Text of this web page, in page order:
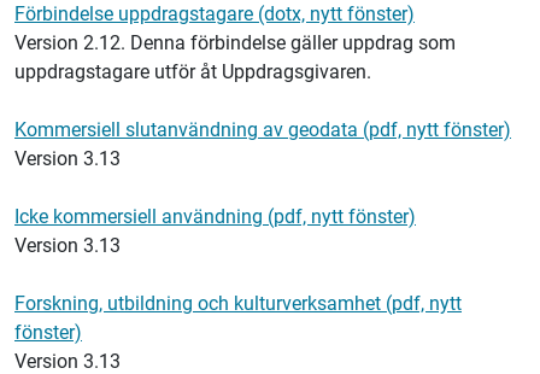
Förbindelse uppdragstagare (dotx, nytt fönster)
Version 2.12. Denna förbindelse gäller uppdrag som
uppdragstagare utför åt Uppdragsgivaren.
Kommersiell slutanvändning av geodata (pdf, nytt fönster)
Version 3.13
Icke kommersiell användning (pdf, nytt fönster)
Version 3.13
Forskning, utbildning och kulturverksamhet (pdf, nytt
fönster)
Version 3.13